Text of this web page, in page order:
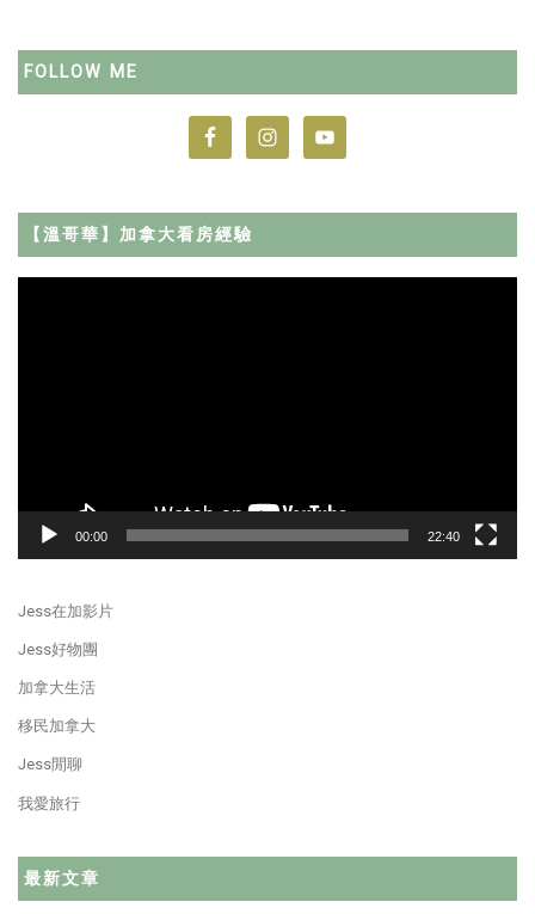
FOLLOW ME
【溫哥華】加拿大看房經驗
00:00 22:40
Jess在加影片
Jess好物團
加拿大生活
移民加拿大
Jess閒聊
我愛旅行
最新文章